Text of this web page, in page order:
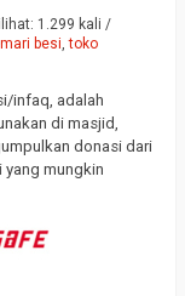
1.299 kali /
besi,toko
infaq, adalah
di masjid,
donasi dari
yang mungkin